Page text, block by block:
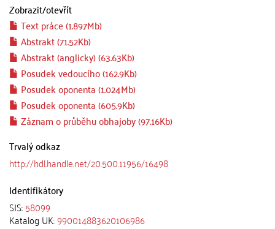
Zobrazit/otevřít
Text práce (1.897Mb)
Abstrakt (71.52Kb)
Abstrakt (anglicky) (63.63Kb)
Posudek vedoucího (162.9Kb)
Posudek oponenta (1.024Mb)
Posudek oponenta (605.9Kb)
Záznam o průběhu obhajoby (97.16Kb)
Trvalý odkaz
http://hdl.handle.net/20.500.11956/16498
Identifikátory
SIS:58099
Katalog UK:990014883620106986